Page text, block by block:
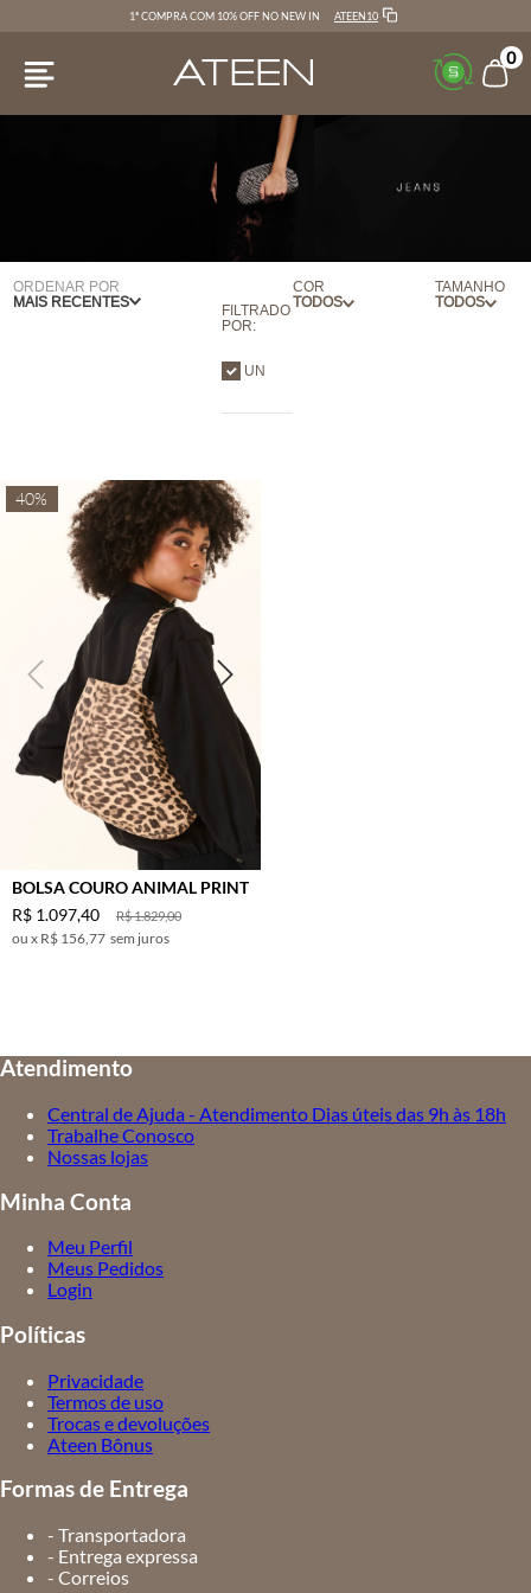
1ª COMPRA COM 10% OFF NO NEW IN ATEEN10
0
ORDENAR POR
MAIS RECENTES
FILTRADO
POR:
UN
COR TAMANHO
40%
BOLSA COURO ANIMAL PRINT
R$1.829,00
R$ 1.097,40
x R$ 156,77 sem juros
Atendimento
Central de Ajuda - Atendimento Dias úteis das 9h às 18h
Trabalhe Conosco
Nossas lojas
Minha Conta
Meu Perfil
Meus Pedidos
Login
Políticas
Privacidade
Termos de uso
Trocas e devoluções
Ateen Bônus
Formas de Entrega
- Transportadora
- Entrega expressa
- Correios